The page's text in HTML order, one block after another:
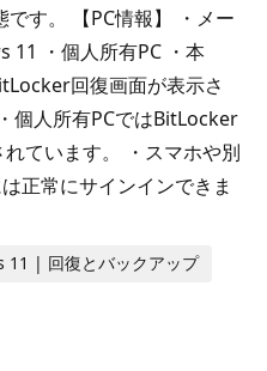
す。 【PC情報】 ・メー
11 ・個人所有PC ・本
回復画面が表示さ
個人所有PCではBitLocker
ています。 ・スマホや別
正常にサインインできま
| 回復とバックアップ